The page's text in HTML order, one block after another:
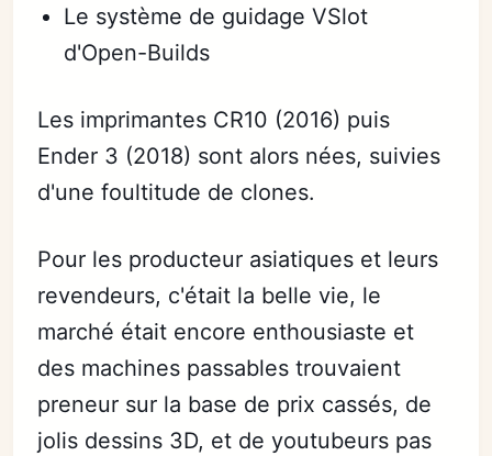
Le système de guidage VSlot
d'Open-Builds
Les imprimantes CR10 (2016) puis
Ender 3 (2018) sont alors nées, suivies
d'une foultitude de clones.
Pour les producteur asiatiques et leurs
revendeurs, c'était la belle vie, le
marché était encore enthousiaste et
des machines passables trouvaient
preneur sur la base de prix cassés, de
jolis dessins 3D, et de youtubeurs pas